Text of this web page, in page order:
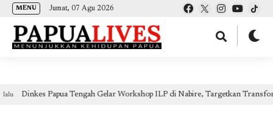
(self.SWG_BASIC = self.SWG_BASIC || []).push( basicSubscriptions => {
basicSubscriptions.init({ type: "NewsArticle", isPartOfType: ["Product"], isPartOfProductId:
MENU Jumat, 07 Agu 2026
Tengah Gelar Workshop ILP di Nabire, Targetkan Transformasi Layanan